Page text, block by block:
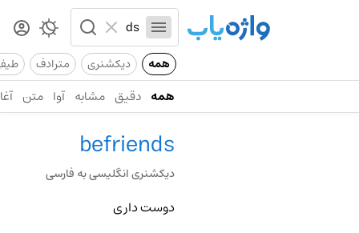
همه دیکشنری مترادف
همه دقیق مشابه آوا متن
befriends
دیکشنری انگلیسی به فارسی
دوست داری